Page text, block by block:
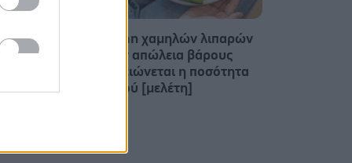
θα
Δίαιτα vegan χαμηλών λιπαρών
βοηθά στην απώλεια βάρους
χωρίς να μειώνεται η ποσότητα
του φαγητού [μελέτη]